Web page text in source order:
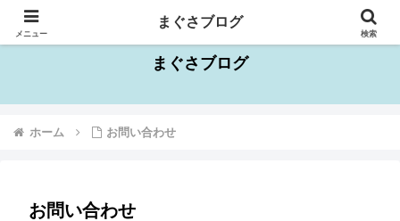
千葉県を中心としたお出かけスポット情報
まぐさブログ
ホーム お問い合わせ
お問い合わせ
メニュー
まぐさブログ
検索